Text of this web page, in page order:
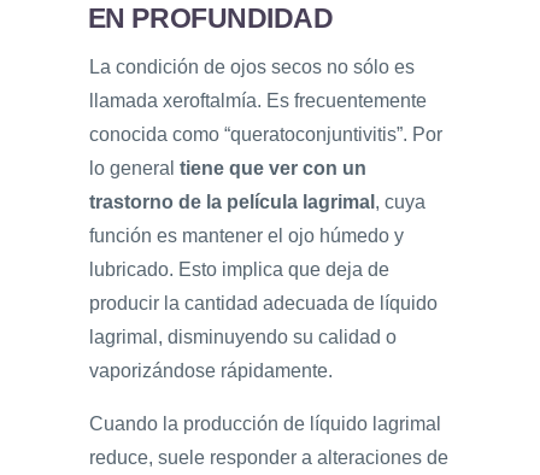
EN PROFUNDIDAD
La condición de ojos secos no sólo es
llamada xeroftalmía. Es frecuentemente
conocida como “queratoconjuntivitis”. Por
lo general tiene que ver con un
trastorno de la película lagrimal , cuya
función es mantener el ojo húmedo y
lubricado. Esto implica que deja de
producir la cantidad adecuada de líquido
lagrimal, disminuyendo su calidad o
vaporizándose rápidamente.
Cuando la producción de líquido lagrimal
reduce, suele responder a alteraciones de